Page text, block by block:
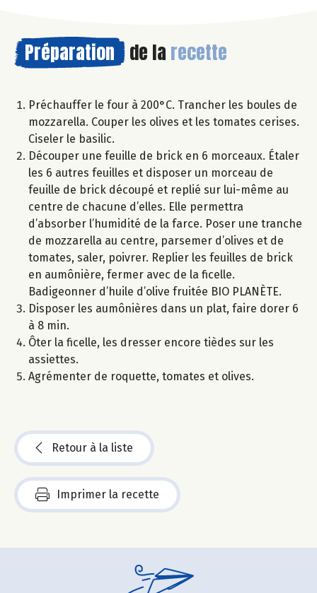
Préparation de la recette
Préchauffer le four à 200°C. Trancher les boules de
mozzarella. Couper les olives et les tomates cerises.
Ciseler le basilic.
Découper une feuille de brick en 6 morceaux. Étaler
les 6 autres feuilles et disposer un morceau de
feuille de brick découpé et replié sur lui-même au
centre de chacune d’elles. Elle permettra
d’absorber l’humidité de la farce. Poser une tranche
de mozzarella au centre, parsemer d’olives et de
tomates, saler, poivrer. Replier les feuilles de brick
en aumônière, fermer avec de la ficelle.
Badigeonner d’huile d’olive fruitée BIO PLANÈTE.
Disposer les aumônières dans un plat, faire dorer 6
à 8 min.
Ôter la ficelle, les dresser encore tièdes sur les
assiettes.
Agrémenter de roquette, tomates et olives.
Retour à la liste
Imprimer la recette